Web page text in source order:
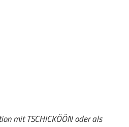
mit TSCHICKÖÖN oder als